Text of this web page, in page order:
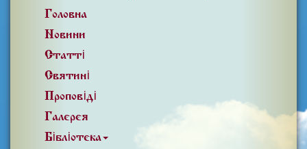
Головна
Новини
Статті
Святині
Проповіді
Галерея
Бібліотека